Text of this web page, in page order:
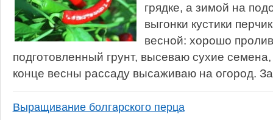
грядке, а зимой на
выгонки кустики
весной: хорошо
подготовленный грунт, высеваю сухие
конце весны рассаду высаживаю на огород.
Выращивание болгарского перца